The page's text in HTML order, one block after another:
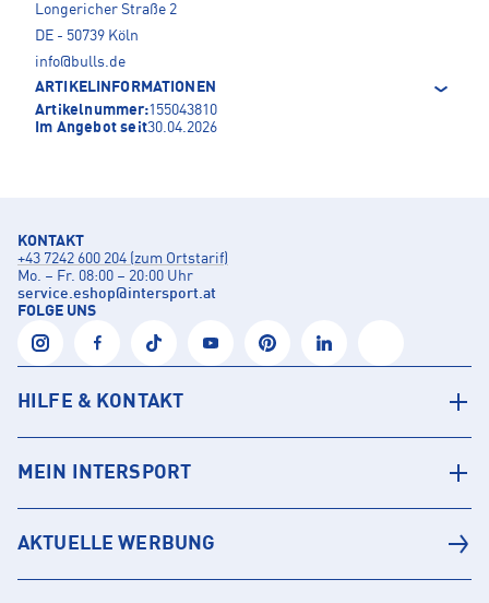
Longericher Straße 2
DE - 50739 Köln
info@bulls.de
ARTIKELINFORMATIONEN
Artikelnummer:155043810
Im Angebot seit30.04.2026
KONTAKT
+43 7242 600 204 (zum Ortstarif)
Mo. – Fr. 08:00 – 20:00 Uhr
service.eshop@intersport.at
FOLGE UNS
HILFE & KONTAKT
MEIN INTERSPORT
AKTUELLE WERBUNG